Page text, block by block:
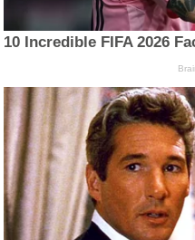
10 Incredible FIFA 2026